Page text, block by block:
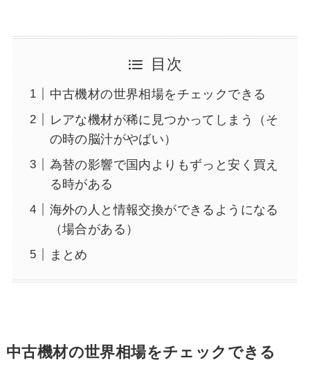
目次
中古機材の世界相場をチェックできる
レアな機材が稀に見つかってしまう（そ
の時の脳汁がやばい）
為替の影響で国内よりもずっと安く買え
る時がある
海外の人と情報交換ができるようになる
（場合がある）
まとめ
中古機材の世界相場をチェックできる